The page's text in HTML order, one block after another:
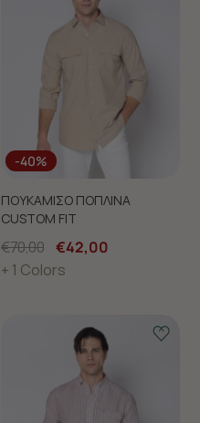
-40%
ΠΟΥΚΑΜΙΣΟ ΠΟΠΛΙΝΑ
CUSTOM FIT
€70,00 €42,00
+ 1 Colors